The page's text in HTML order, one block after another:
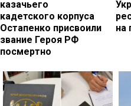
казачьего
кадетского корпуса
Остапенко присвоили
звание Героя РФ
посмертно
на